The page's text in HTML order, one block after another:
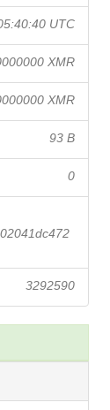
UTC
XMR
XMR
93 B
0
3292590